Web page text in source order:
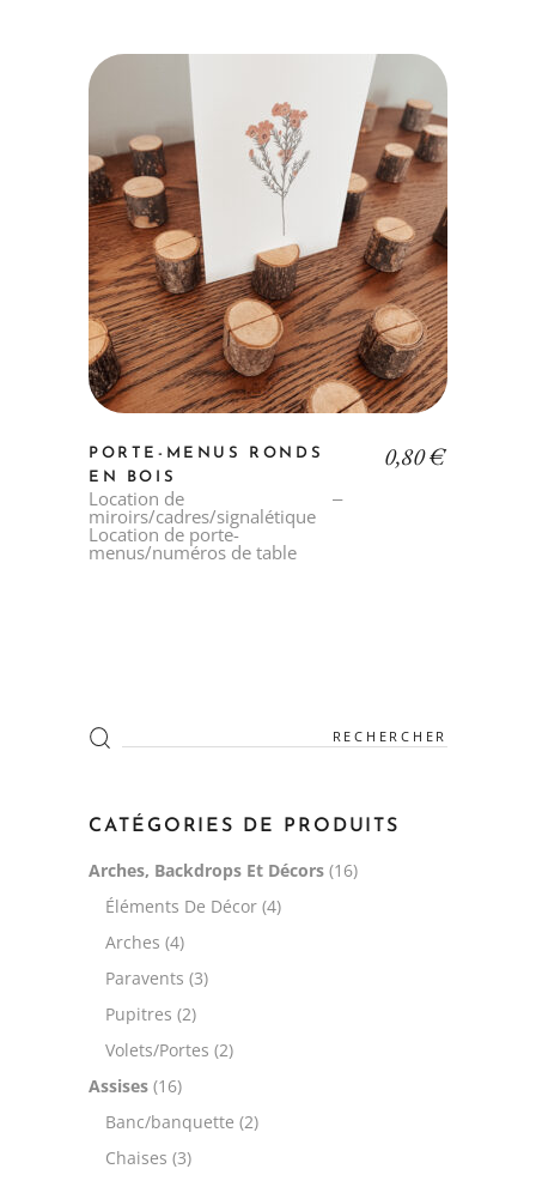
PORTE-MENUS RONDS
EN BOIS
Location de
miroirs/cadres/signalétique
Location de porte-
menus/numéros de table
0,80€
CATÉGORIES DE PRODUITS
Arches, Backdrops Et Décors (16)
Éléments De Décor (4)
Arches (4)
Paravents (3)
Pupitres (2)
Volets/Portes (2)
Assises (16)
Banc/banquette (2)
Chaises (3)